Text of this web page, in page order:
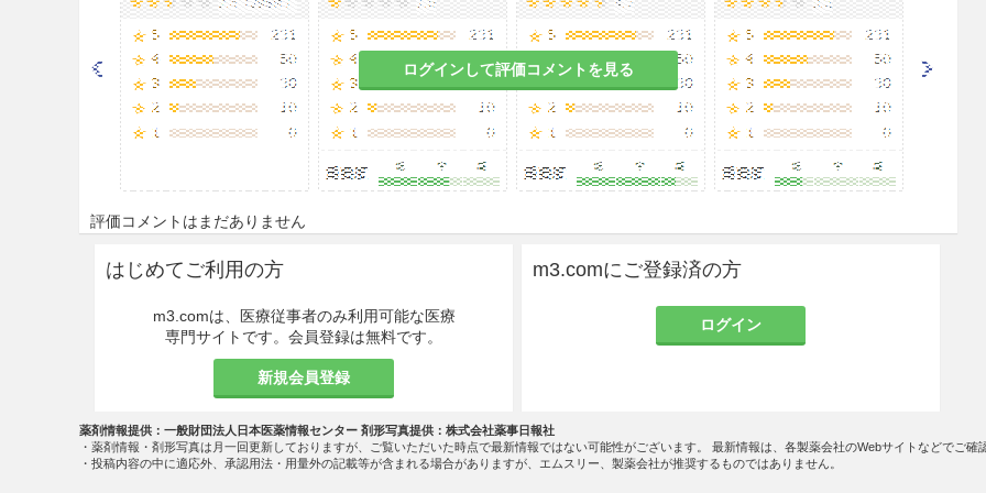
ログインして評価コメントを見る
評価コメントはまだありません
はじめてご利用の方
m3.comは、医療従事者のみ利用可能な医療
専門サイトです。会員登録は無料です。
新規会員登録
m3.comにご登録済の方
ログイン
薬剤情報提供：一般財団法人日本医薬情報センター 剤形写真提供：株式会社薬事日報社
・薬剤情報・剤形写真は月一回更新しておりますが、ご覧いただいた時点で最新情報ではない可能性がございます。 最新情報は、各製薬会社のWebサイトなどでご確
・投稿内容の中に適応外、承認用法・用量外の記載等が含まれる場合がありますが、エムスリー、製薬会社が推奨するものではありません。